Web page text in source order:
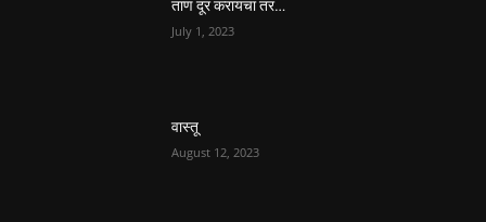
ताण दूर करायचा तर…
July 1, 2023
वास्तू
August 12, 2023